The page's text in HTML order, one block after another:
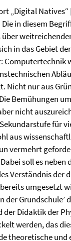
„Digital Natives“
in diesem
in das Gebiet
Nicht nur aus
Bemühungen
nicht
für
aus
vermehrt
soll es
Verständnis der
umgesetzt
der
Didaktik der
werden, das
theoretische und